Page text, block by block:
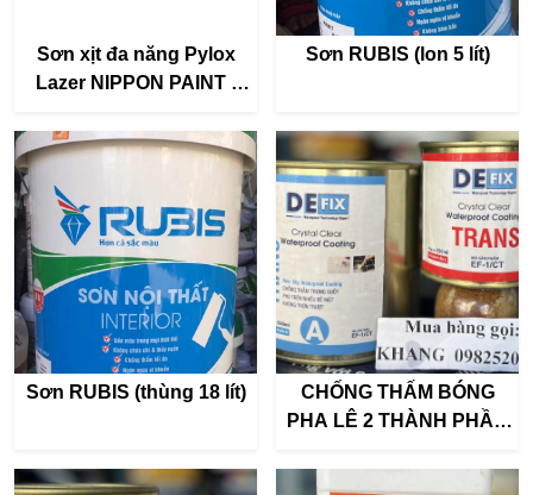
Sơn xịt đa năng Pylox
Lazer NIPPON PAINT -
màu
Sơn RUBIS (lon 5 lít)
Sơn RUBIS (thùng 18 lít)
CHỐNG THẤM BÓNG
PHA LÊ 2 THÀNH PHẦN